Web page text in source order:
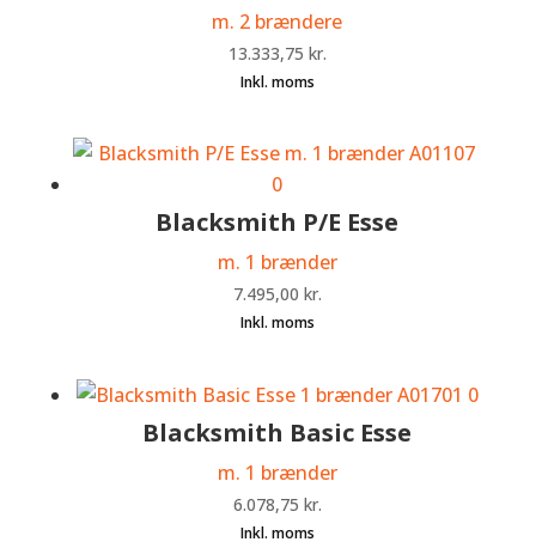
m. 2 brændere
13.333,75 kr.
Blacksmith P/E Esse
m. 1 brænder
7.495,00 kr.
Blacksmith Basic Esse
m. 1 brænder
6.078,75 kr.